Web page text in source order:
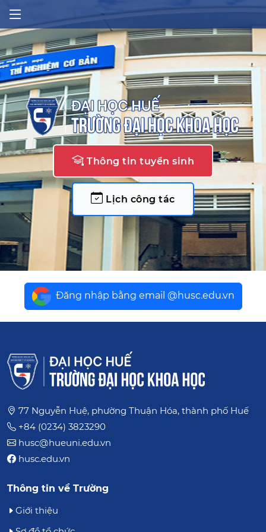
Thông tin tuyển sinh
Lịch công tác
Đăng nhập bằng email @husc.edu.vn
77 Nguyễn Huệ, phường Thuận Hóa, thành phố Huế
+84 (0234) 3823290
husc@hueuni.edu.vn
husc.edu.vn
Thông tin về Trường
Giới thiệu